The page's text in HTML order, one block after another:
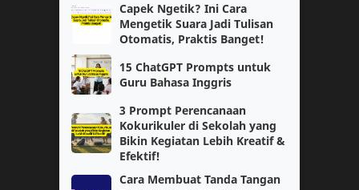
Pembahasan
Lomba Siswa
Materi Pelajaran PPG Daljab
Ekonomi
Capek Ngetik? Ini Cara
Mengetik Suara Jadi Tulisan
Otomatis, Praktis Banget!
15 ChatGPT Prompts untuk
Guru Bahasa Inggris
3 Prompt Perencanaan
Kokurikuler di Sekolah yang
Bikin Kegiatan Lebih Kreatif &
Efektif!
Cara Membuat Tanda Tangan